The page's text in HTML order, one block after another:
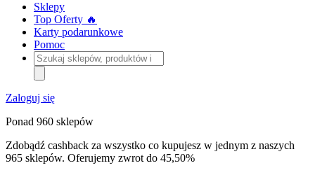
Sklepy
Top Oferty 🔥
Karty podarunkowe
Pomoc
Szukaj
sklepów,
produktów
i
kategorii
Zaloguj się
Ponad 960 sklepów
Zdobądź cashback za wszystko co kupujesz w jednym z naszych
965 sklepów. Oferujemy zwrot do 45,50%